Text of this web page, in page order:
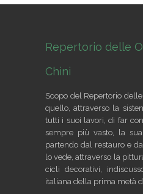
Repertorio delle
Chini
Scopo del Repertorio
quello, attraverso la
tutti i suoi lavori, di far
sempre più vasto, la
partendo dal restauro e
lo vede, attraverso la
cicli decorativi,
italiana della prima metà